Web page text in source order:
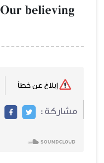
believing
مشاركة :